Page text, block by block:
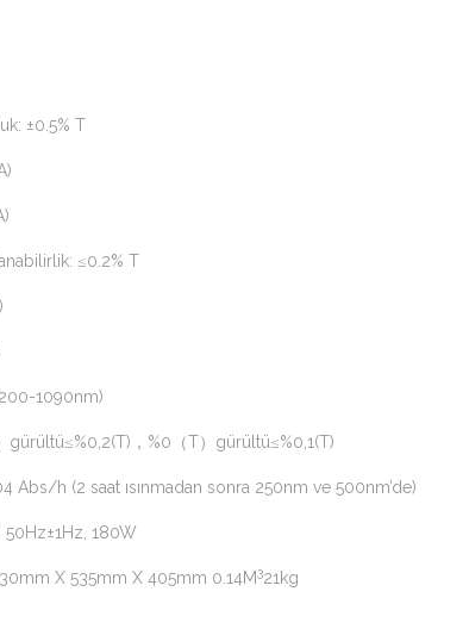
±0.5% T
≤0.2% T
1090nm)
gürültü≤%0,2(T)，%0（T）gürültü≤%0,1(T)
Abs/h (2 saat ısınmadan sonra 250nm ve 500nm’de)
180W
X 535mm X 405mm 0.14M321kg